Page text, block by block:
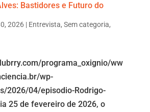
Bastidores e Futuro do
2026| Entrevista, Sem categoria,
programa_oxignio/ww
wp-
2026/04/episodio-Rodrigo-
25 de fevereiro de 2026, o